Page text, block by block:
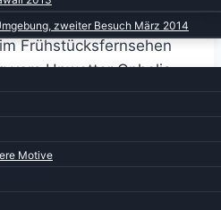
zweiter Besuch März 2014
Motive
um uns herum ereignet.
Frühstücksfernsehen
vom Unwetter Ophelia,
Atlantik
und sich nun seinen
hauptsächlich North
Davon sind wir